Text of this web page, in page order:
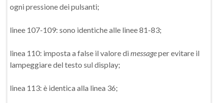
ogni pressione dei pulsanti;
linee 107-109: sono identiche alle linee 81-83;
linea 110: imposta a false il valore di messageper evitare il
lampeggiare del testo sul display;
linea 113: è identica alla linea 36;